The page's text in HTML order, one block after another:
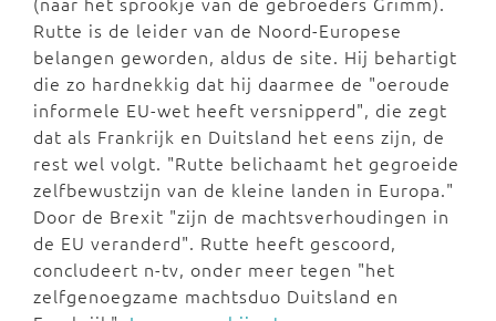
Rutte is de leider van de Noord-Europese
belangen geworden, aldus de site. Hij behartigt
die zo hardnekkig dat hij daarmee de "oeroude
informele EU-wet heeft versnipperd", die zegt
dat als Frankrijk en Duitsland het eens zijn, de
rest wel volgt. "Rutte belichaamt het gegroeide
zelfbewustzijn van de kleine landen in Europa."
Door de Brexit "zijn de machtsverhoudingen in
de EU veranderd". Rutte heeft gescoord,
concludeert n-tv, onder meer tegen "het
zelfgenoegzame machtsduo Duitsland en